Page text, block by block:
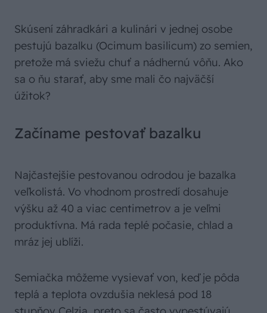
Skúsení záhradkári a kulinári v jednej osobe
pestujú bazalku (Ocimum basilicum) zo semien,
pretože má sviežu chuť a nádhernú vôňu. Ako
sa o ňu starať, aby sme mali čo najväčší
úžitok?
Začíname pestovať bazalku
Najčastejšie pestovanou odrodou je bazalka
veľkolistá. Vo vhodnom prostredí dosahuje
výšku až 40 a viac centimetrov a je veľmi
produktívna. Má rada teplé počasie, chlad a
mráz jej ublíži.
Semiačka môžeme vysievať von, keď je pôda
teplá a teplota ovzdušia neklesá pod 18